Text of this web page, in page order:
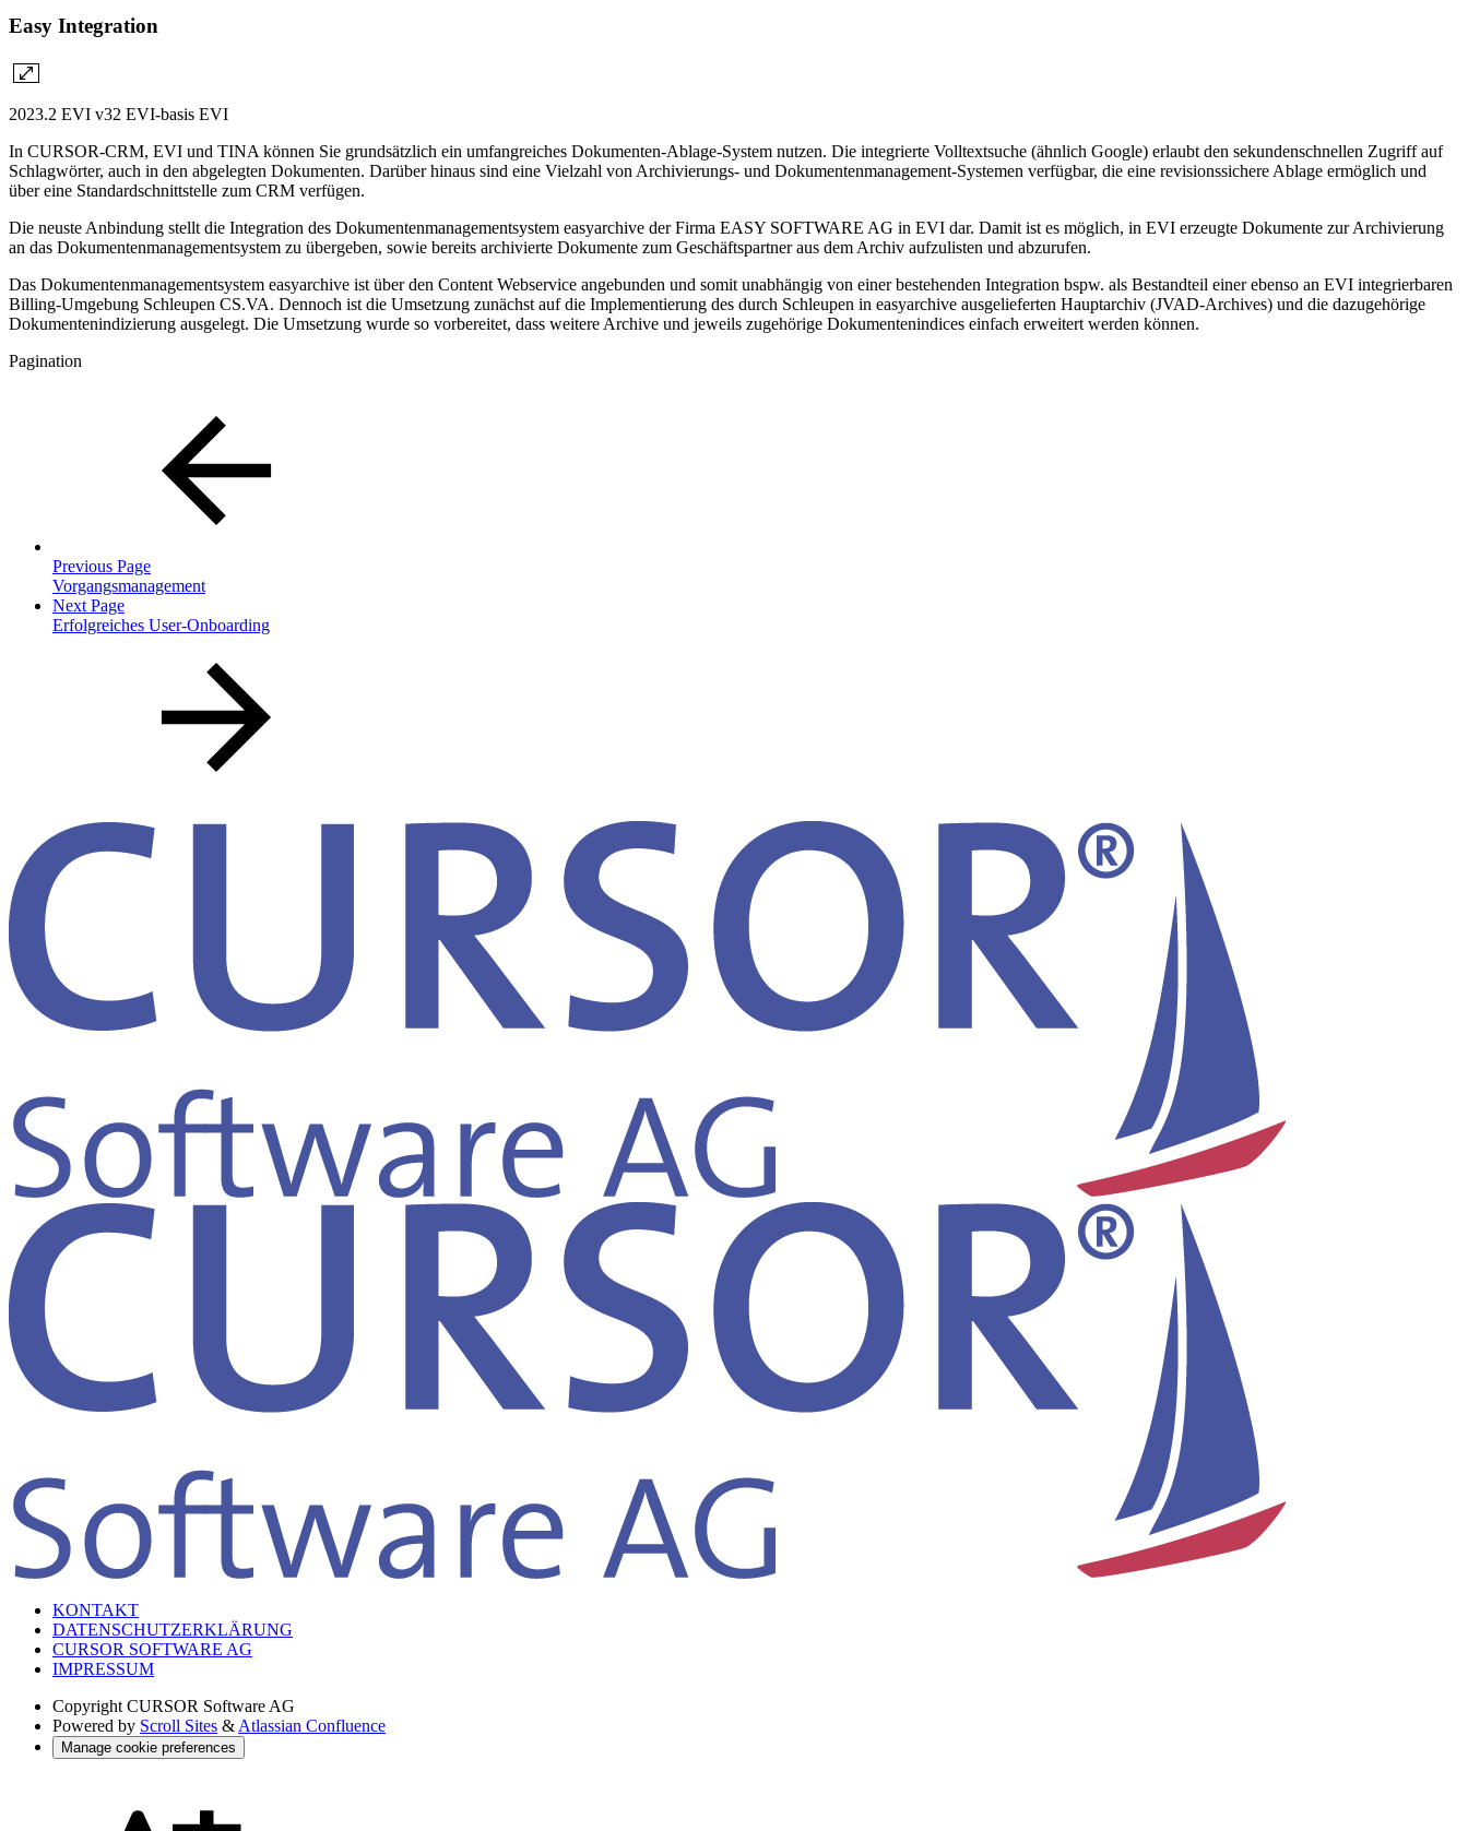
Easy Integration
2023.2 EVI v32 EVI-basis EVI
In CURSOR-CRM, EVI und TINA können Sie grundsätzlich ein umfangreiches Dokumenten-Ablage-System nutzen. Die integrierte Volltextsuche (ähnlich Google) erlaubt den sekundenschnellen Zugriff auf
Schlagwörter, auch in den abgelegten Dokumenten. Darüber hinaus sind eine Vielzahl von Archivierungs- und Dokumentenmanagement-Systemen verfügbar, die eine revisionssichere Ablage ermöglich und
über eine Standardschnittstelle zum CRM verfügen.
Die neuste Anbindung stellt die Integration des Dokumentenmanagementsystem easyarchive der Firma EASY SOFTWARE AG in EVI dar. Damit ist es möglich, in EVI erzeugte Dokumente zur Archivierung
an das Dokumentenmanagementsystem zu übergeben, sowie bereits archivierte Dokumente zum Geschäftspartner aus dem Archiv aufzulisten und abzurufen.
Das Dokumentenmanagementsystem easyarchive ist über den Content Webservice angebunden und somit unabhängig von einer bestehenden Integration bspw. als Bestandteil einer ebenso an EVI integrierbaren
Billing-Umgebung Schleupen CS.VA. Dennoch ist die Umsetzung zunächst auf die Implementierung des durch Schleupen in easyarchive ausgelieferten Hauptarchiv (JVAD-Archives) und die dazugehörige
Dokumentenindizierung ausgelegt. Die Umsetzung wurde so vorbereitet, dass weitere Archive und jeweils zugehörige Dokumentenindices einfach erweitert werden können.
Pagination
Previous Page
Vorgangsmanagement
Next Page
Erfolgreiches User-Onboarding
KONTAKT
DATENSCHUTZERKLÄRUNG
CURSOR SOFTWARE AG
IMPRESSUM
Copyright CURSOR Software AG
Powered by Scroll Sites & Atlassian Confluence
Manage cookie preferences